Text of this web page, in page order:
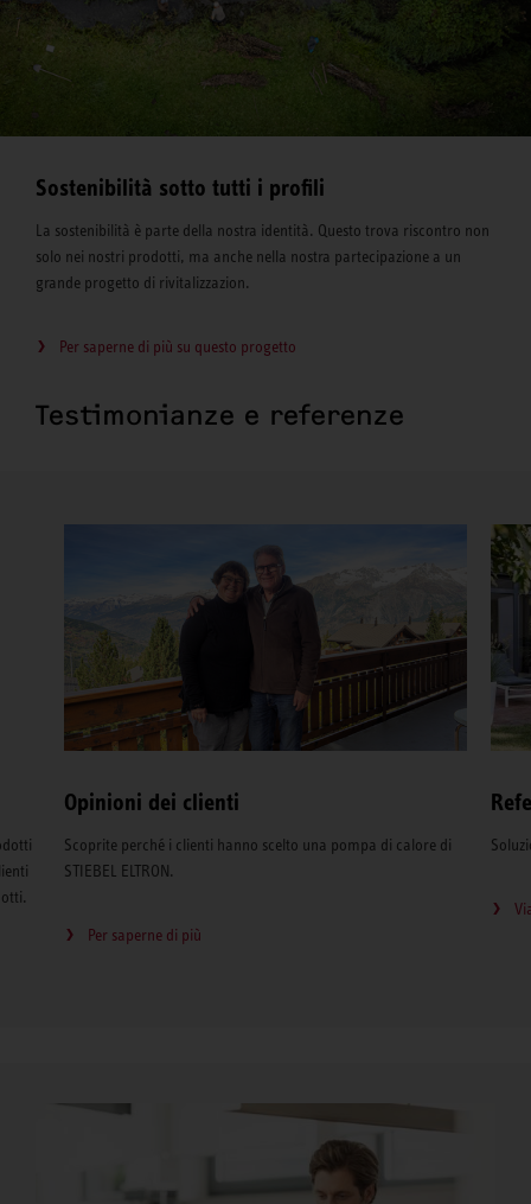
Sostenibilità sotto tutti i profili
La sostenibilità è parte della nostra identità. Questo trova riscontro non
solo nei nostri prodotti, ma anche nella nostra partecipazione a un
grande progetto di rivitalizzazion.
Per saperne di più su questo progetto
Testimonianze e referenze
Opinioni dei clienti
Scoprite perché i clienti hanno scelto una pompa di calore di
STIEBEL ELTRON.
Per saperne di più